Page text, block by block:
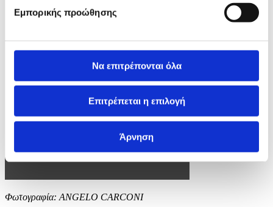
Εμπορικής προώθησης
Να επιτρέπονται όλα
Επιτρέπεται η επιλογή
Άρνηση
Φωτογραφία: ANGELO CARCONI